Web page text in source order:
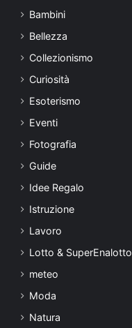
Bambini
Bellezza
Collezionismo
Curiosità
Esoterismo
Eventi
Fotografia
Guide
Idee Regalo
Istruzione
Lavoro
Lotto & SuperEnalotto
meteo
Moda
Natura